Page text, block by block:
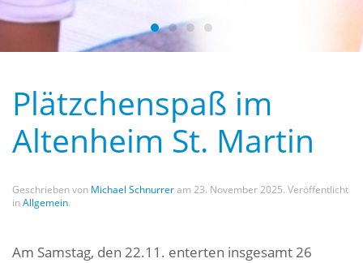
Wasserwacht Waldsassen
Wasserwacht Waldsassen
Wasserwacht Waldsassen
Plätzchenspaß im
Altenheim St. Martin
Geschrieben von Michael Schnurreram 23. November 2025. Veröffentlicht
inAllgemein.
Am Samstag, den 22.11. enterten insgesamt 26